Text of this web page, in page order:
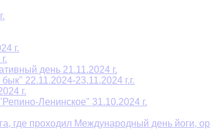
г.
день 21.11.2024 г.
22.11.2024-23.11.2024 г.г.
г.
Ленинское" 31.10.2024 г.
где проходил Международный день йоги,